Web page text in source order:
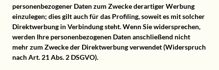
personenbezogener Daten zum Zwecke derartiger Werbung
einzulegen; dies gilt auch für das Profiling, soweit es mit solcher
Direktwerbung in Verbindung steht. Wenn Sie widersprechen,
werden Ihre personenbezogenen Daten anschließend nicht
mehr zum Zwecke der Direktwerbung verwendet (Widerspruch
nach Art. 21 Abs. 2 DSGVO).